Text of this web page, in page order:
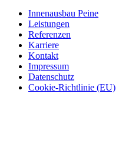
Innenausbau Peine
Leistungen
Referenzen
Karriere
Kontakt
Impressum
Datenschutz
Cookie-Richtlinie (EU)